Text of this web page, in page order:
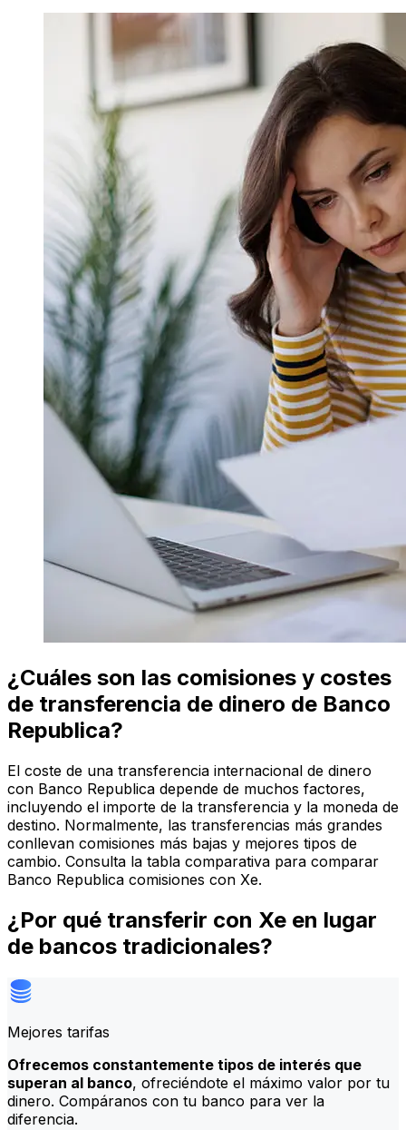
¿Cuáles son las comisiones y costes
de transferencia de dinero de Banco
Republica?
El coste de una transferencia internacional de dinero
con Banco Republica depende de muchos factores,
incluyendo el importe de la transferencia y la moneda de
destino. Normalmente, las transferencias más grandes
conllevan comisiones más bajas y mejores tipos de
cambio. Consulta la tabla comparativa para comparar
Banco Republica comisiones con Xe.
¿Por qué transferir con Xe en lugar
de bancos tradicionales?
Mejores tarifas
Ofrecemos constantemente tipos de interés que
superan al banco, ofreciéndote el máximo valor por tu
dinero. Compáranos con tu banco para ver la
diferencia.